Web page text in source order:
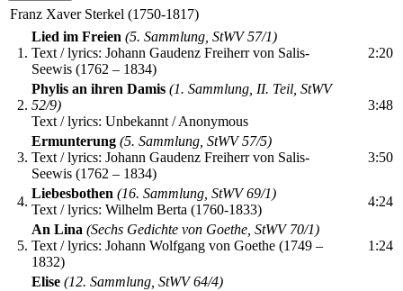
Franz Xaver Sterkel (1750-1817)
1.
Lied im Freien (5. Sammlung, StWV 57/1)
Text / lyrics: Johann Gaudenz Freiherr von Salis-
Seewis (1762 – 1834)
2:20
2.
Phylis an ihren Damis (1. Sammlung, II. Teil, StWV
52/9)
Text / lyrics: Unbekannt / Anonymous
3:48
3.
Ermunterung (5. Sammlung, StWV 57/5)
Text / lyrics: Johann Gaudenz Freiherr von Salis-
Seewis (1762 – 1834)
3:50
4.
Liebesbothen (16. Sammlung, StWV 69/1)
Text / lyrics: Wilhelm Berta (1760-1833)
4:24
5.
An Lina (Sechs Gedichte von Goethe, StWV 70/1)
Text / lyrics: Johann Wolfgang von Goethe (1749 –
1832)
1:24
Elise (12. Sammlung, StWV 64/4)